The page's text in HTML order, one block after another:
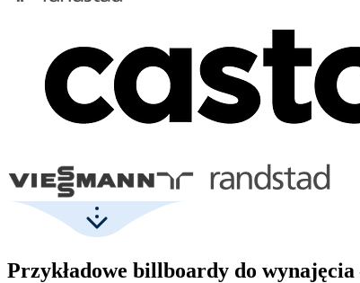
Przykładowe billboardy do